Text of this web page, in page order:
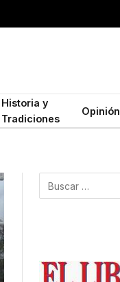
Historia y
Tradiciones
Opinión